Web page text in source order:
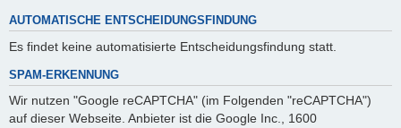
AUTOMATISCHE ENTSCHEIDUNGSFINDUNG
Es findet keine automatisierte Entscheidungsfindung statt.
SPAM-ERKENNUNG
Wir nutzen "Google reCAPTCHA" (im Folgenden "reCAPTCHA")
auf dieser Webseite. Anbieter ist die Google Inc., 1600